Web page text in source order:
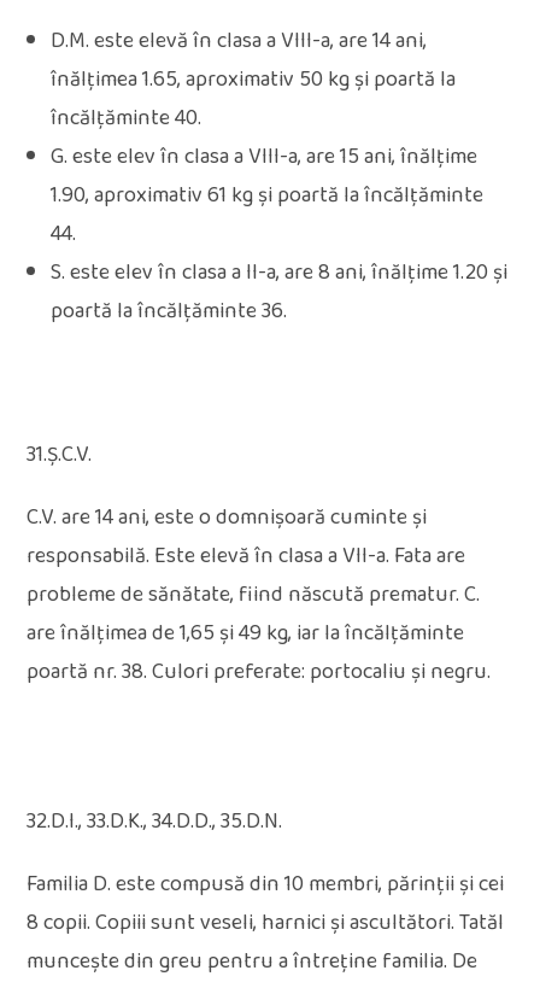
D.M. este elevă în clasa a VIII-a, are 14 ani,
înălțimea 1.65, aproximativ 50 kg și poartă la
încălțăminte 40.
G. este elev în clasa a VIII-a, are 15 ani, înălțime
1.90, aproximativ 61 kg și poartă la încălțăminte
44.
S. este elev în clasa a II-a, are 8 ani, înălțime 1.20 și
poartă la încălțăminte 36.
31.Ș.C.V.
C.V. are 14 ani, este o domnișoară cuminte și
responsabilă. Este elevă în clasa a VII-a. Fata are
probleme de sănătate, fiind născută prematur. C.
are înălțimea de 1,65 și 49 kg, iar la încălțăminte
poartă nr. 38. Culori preferate: portocaliu și negru.
32.D.I., 33.D.K., 34.D.D., 35.D.N.
Familia D. este compusă din 10 membri, părinții și cei
8 copii. Copiii sunt veseli, harnici și ascultători. Tatăl
muncește din greu pentru a întreține familia. De